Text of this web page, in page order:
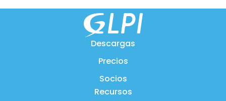
Descargas
Precios
Socios
Recursos